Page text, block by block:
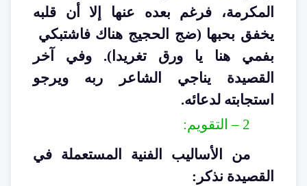
المكرمة، فرغم بعده عنها إلا أن قلبه
يخفق بحبها (ضج الحجيج هناك فاشتبكي
بفمي هنا يا ورق تغريدا). وفي آخر
القصيدة يناجي الشاعر ربه ويرجو
استجابته لدعائه.
2 –
التقويم:
من الأساليب الفنية المستعملة في
القصيدة نذكر :